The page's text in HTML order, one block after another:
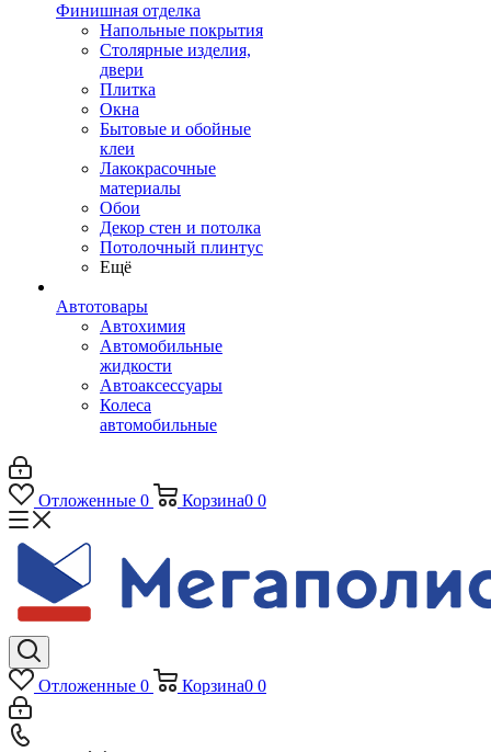
Финишная отделка
Напольные покрытия
Столярные изделия,
двери
Плитка
Окна
Бытовые и обойные
клеи
Лакокрасочные
материалы
Обои
Декор стен и потолка
Потолочный плинтус
Ещё
Автотовары
Автохимия
Автомобильные
жидкости
Автоаксессуары
Колеса
автомобильные
Отложенные 0 Корзина0 0
Отложенные 0 Корзина0 0